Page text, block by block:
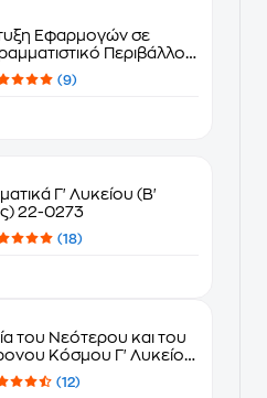
Εφαρμογών σε
Περιβάλλον
22-0275
(9)
Γ' Λυκείου (Β'
22-0273
(18)
του Νεότερου και του
Κόσμου Γ' Λυκείου
(12)